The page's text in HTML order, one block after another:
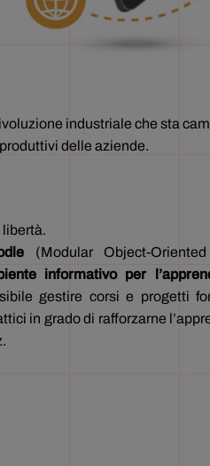
industriale che sta
delle aziende.
libertà.
(Modular Object-
informativo per
gestire corsi e progetti
in grado di rafforzarne